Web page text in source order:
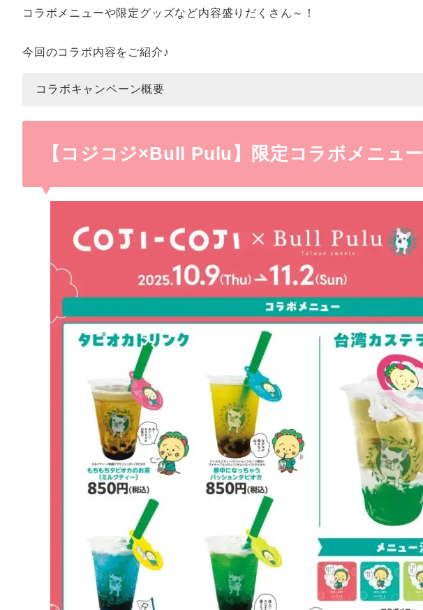
コラボメニューや限定グッズなど内容盛りだくさん～！
今回のコラボ内容をご紹介♪
コラボキャンペーン概要
【コジコジ×Bull Pulu】限定コラボメニュー